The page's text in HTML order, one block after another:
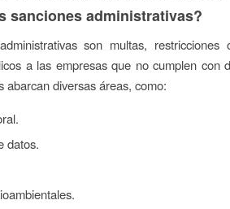
sanciones administrativas?
son multas, restricciones
a las empresas que no cumplen con
abarcan diversas áreas, como:
datos.